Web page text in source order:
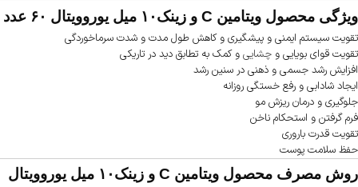
ویژگی محصول ویتامین C و زینک۱۰ میل یوروویتال ۶۰ عدد
تقویت سیستم ایمنی و پیشگیری و کاهش طول مدت و شدت سرماخوردگی
تقویت قوای بویایی و چشایی و کمک به تطابق دید در تاریکی
افزایش رشد جسمی و ذهنی در سنین رشد
ایجاد شادابی و رفع خستگی روزانه
جلوگیری و درمان ریزش مو
فرم گرفتن و استحکام ناخن
تقویت قدرت باروری
حفظ سلامت پوست
روش مصرف محصول ویتامین C و زینک۱۰ میل یوروویتال